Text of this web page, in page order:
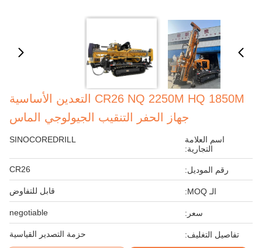
CR26 NQ 2250M HQ 1850M التعدين الأساسية
جهاز الحفر التنقيب الجيولوجي الماس
اسم العلامة
التجارية:
SINOCOREDRILL
رقم الموديل: CR26
الـ MOQ: قابل للتفاوض
سعر: negotiable
تفاصيل التغليف: حزمة التصدير القياسية